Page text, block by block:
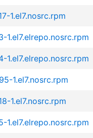
1.el7.nosrc.rpm
1.el7.elrepo.nosrc.rpm
1.el7.elrepo.nosrc.rpm
1.el7.nosrc.rpm
1.el7.nosrc.rpm
1.el7.elrepo.nosrc.rpm